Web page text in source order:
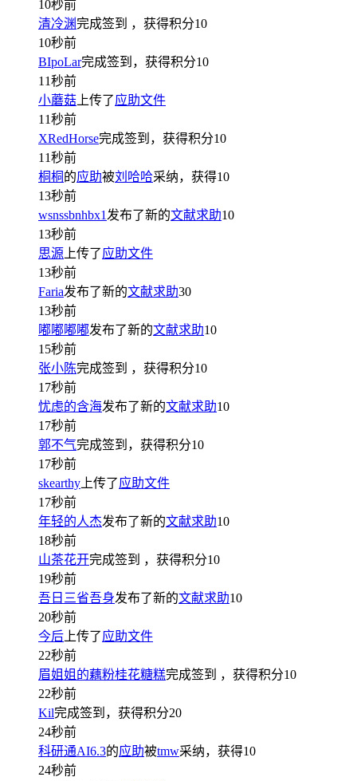
10秒前
清冷渊完成签到 ，获得积分10
10秒前
BIpoLar完成签到，获得积分10
11秒前
小蘑菇 上传了应助文件
11秒前
XRedHorse完成签到，获得积分10
11秒前
桐桐 的应助被刘哈哈采纳，获得10
13秒前
wsnssbnhbx1 发布了新的文献求助10
13秒前
思源 上传了应助文件
13秒前
Faria发布了新的文献求助30
13秒前
嘟嘟嘟嘟发布了新的文献求助10
15秒前
张小陈完成签到 ，获得积分10
17秒前
忧虑的含海发布了新的文献求助10
17秒前
郭不气完成签到，获得积分10
17秒前
skearthy 上传了应助文件
17秒前
年轻的人杰发布了新的文献求助10
18秒前
山茶花开完成签到 ，获得积分10
19秒前
吾日三省吾身发布了新的文献求助10
20秒前
今后 上传了应助文件
22秒前
眉姐姐的藕粉桂花糖糕完成签到 ，获得积分10
22秒前
Kil完成签到，获得积分20
24秒前
科研通AI6.3的应助被tmw采纳，获得10
24秒前